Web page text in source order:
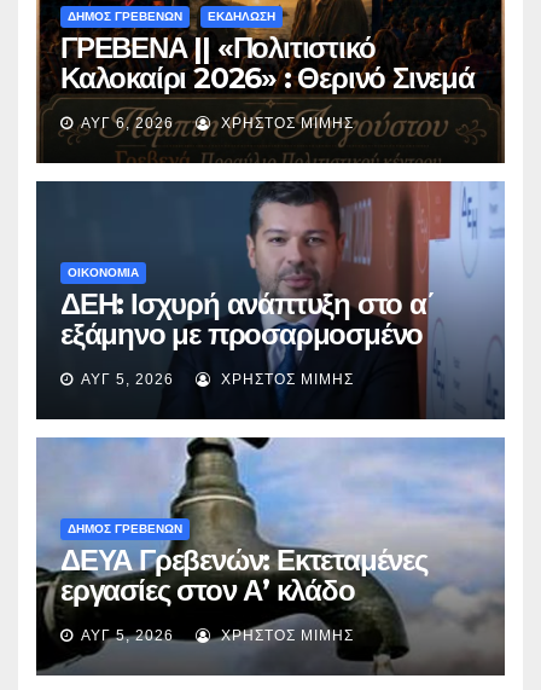
ΔΗΜΟΣ ΓΡΕΒΕΝΩΝ ΕΚΔΗΛΩΣΗ
ΓΡΕΒΕΝΑ || «Πολιτιστικό
Καλοκαίρι 2026» : Θερινό Σινεμά
με την βραβευμένη ταινία
«Μικρές Ανάσες».
ΑΥΓ 6, 2026 ΧΡΉΣΤΟΣ ΜΊΜΗΣ
ΟΙΚΟΝΟΜΙΑ
ΔΕΗ: Ισχυρή ανάπτυξη στο α΄
εξάμηνο με προσαρμοσμένο
EBITDA στα €1,2 δισ.
ΑΥΓ 5, 2026 ΧΡΉΣΤΟΣ ΜΊΜΗΣ
ΔΗΜΟΣ ΓΡΕΒΕΝΩΝ
ΔΕΥΑ Γρεβενών: Εκτεταμένες
εργασίες στον Α’ κλάδο
ύδρευσης – Ποιες περιοχές
επηρεάζονται την Πέμπτη
ΑΥΓ 5, 2026 ΧΡΉΣΤΟΣ ΜΊΜΗΣ